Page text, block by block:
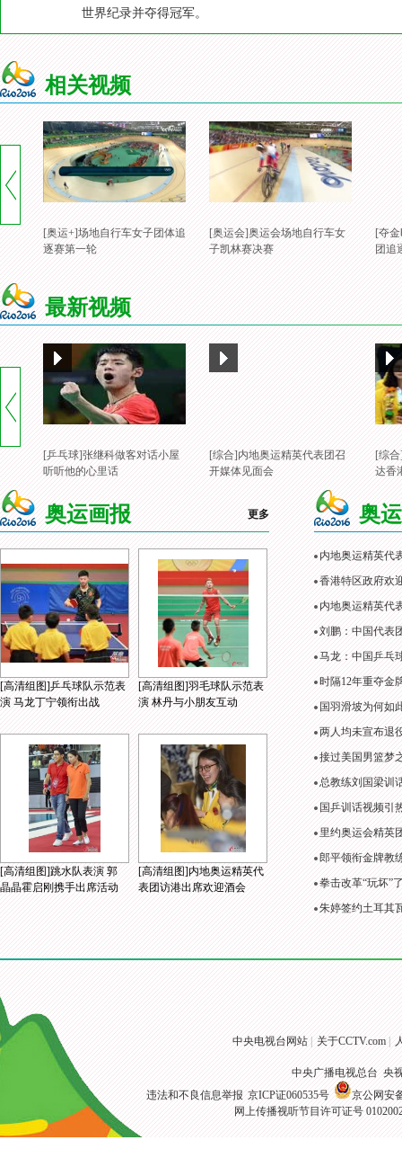
世界纪录并夺得冠军。
相关视频
[奥运+]场地自行车女子团体追
逐赛第一轮
[奥运会]奥运会场地自行车女
子凯林赛决赛
[夺
团追
最新视频
[乒乓球]张继科做客对话小屋
听听他的心里话
[综合]内地奥运精英代表团召
开媒体见面会
[综
达香
奥运画报 更多
[高清组图]乒乓球队示范表
演 马龙丁宁领衔出战
[高清组图]羽毛球队示范表
演 林丹与小朋友互动
[高清组图]跳水队表演 郭
晶晶霍启刚携手出席活动
[高清组图]内地奥运精英代
表团访港出席欢迎酒会
奥
内地奥运精英代
香港特区政府欢
内地奥运精英代
刘鹏：中国代表
马龙：中国乒乓
时隔12年重夺金
国羽滑坡为何如
两人均未宣布退
接过美国男篮梦
总教练刘国梁训
国乒训话视频引
里约奥运会精英
郎平领衔金牌教
拳击改革“玩坏”
朱婷签约土耳其
中央电视台网站 关于CCTV.com
中央广播电视总台 央
违法和不良信息举报 京ICP证060535号
京公网安
网上传播视听节目许可证号